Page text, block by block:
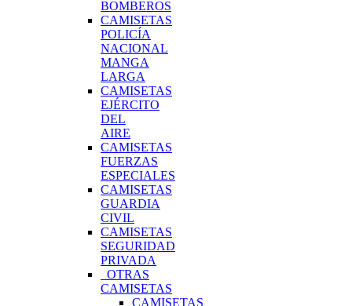
BOMBEROS
CAMISETAS
POLICÍA
NACIONAL
MANGA
LARGA
CAMISETAS
EJÉRCITO
DEL
AIRE
CAMISETAS
FUERZAS
ESPECIALES
CAMISETAS
GUARDIA
CIVIL
CAMISETAS
SEGURIDAD
PRIVADA
OTRAS
CAMISETAS
CAMISETAS